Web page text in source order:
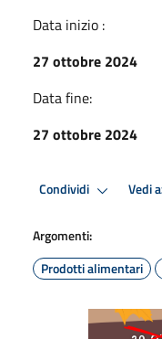
Data inizio :
27 ottobre 2024
Data fine:
27 ottobre 2024
Condividi Vedi
Argomenti:
Prodotti alimentari